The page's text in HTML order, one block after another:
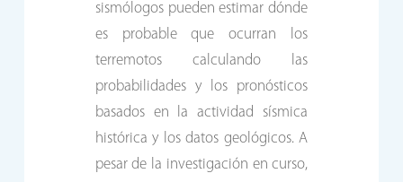
sismólogos pueden estimar dónde
es probable que ocurran los
terremotos calculando las
probabilidades y los pronósticos
basados en la actividad sísmica
histórica y los datos geológicos. A
pesar de la investigación en curso,